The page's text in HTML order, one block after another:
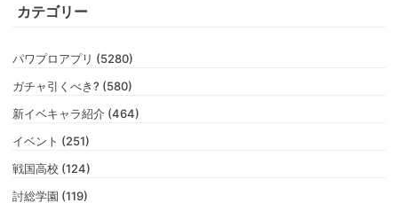
カテゴリー
パワプロアプリ (5280)
ガチャ引くべき? (580)
新イベキャラ紹介 (464)
イベント (251)
戦国高校 (124)
討総学園 (119)